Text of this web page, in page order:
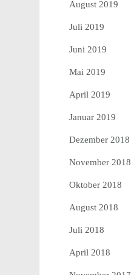
August 2019
Juli 2019
Juni 2019
Mai 2019
April 2019
Januar 2019
Dezember 2018
November 2018
Oktober 2018
August 2018
Juli 2018
April 2018